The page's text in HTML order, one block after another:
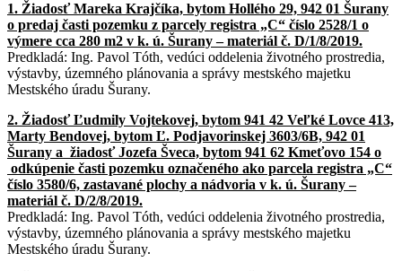
1. Žiadosť Mareka Krajčíka, bytom Hollého 29, 942 01 Šurany
o predaj časti pozemku z parcely registra „C“ číslo 2528/1 o
výmere cca 280 m2 v k. ú. Šurany – materiál č. D/1/8/2019.
Predkladá: Ing. Pavol Tóth, vedúci oddelenia životného prostredia,
výstavby, územného plánovania a správy mestského majetku
Mestského úradu Šurany.
2. Žiadosť Ľudmily Vojtekovej, bytom 941 42 Veľké Lovce 413,
Marty Bendovej, bytom Ľ. Podjavorinskej 3603/6B, 942 01
Šurany a žiadosť Jozefa Šveca, bytom 941 62 Kmeťovo 154 o
odkúpenie časti pozemku označeného ako parcela registra „C“
číslo 3580/6, zastavané plochy a nádvoria v k. ú. Šurany –
materiál č. D/2/8/2019.
Predkladá: Ing. Pavol Tóth, vedúci oddelenia životného prostredia,
výstavby, územného plánovania a správy mestského majetku
Mestského úradu Šurany.